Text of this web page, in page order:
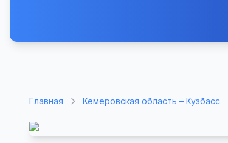
Главная Кемеровская область – Кузбасс